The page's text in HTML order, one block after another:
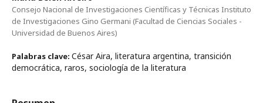
Consejo Nacional de Investigaciones Científicas y Técnicas Instituto
de Investigaciones Gino Germani (Facultad de Ciencias Sociales -
Universidad de Buenos Aires)
Palabras clave: César Aira, literatura argentina, transición
democrática, raros, sociología de la literatura